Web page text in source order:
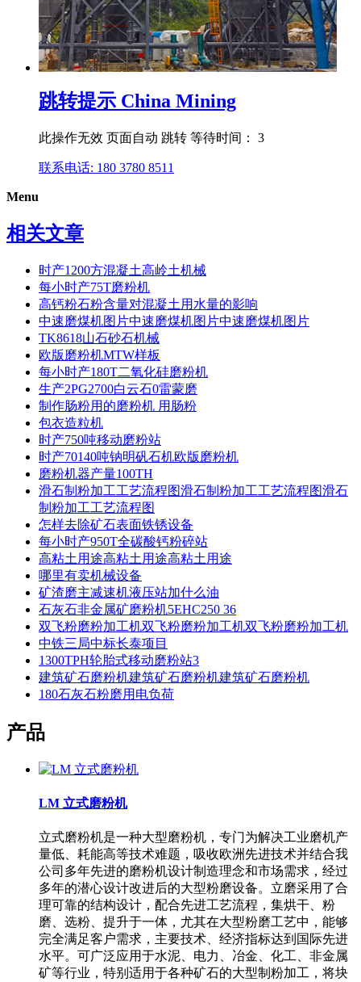
跳转提示 China Mining
此操作无效 页面自动 跳转 等待时间： 3
联系电话: 180 3780 8511
Menu
相关文章
时产1200方混凝土高岭土机械
每小时产75T磨粉机
高钙粉石粉含量对混凝土用水量的影响
中速磨煤机图片中速磨煤机图片中速磨煤机图片
TK8618山石砂石机械
欧版磨粉机MTW样板
每小时产180T二氧化硅磨粉机
生产2PG2700白云石0雷蒙磨
制作肠粉用的磨粉机 用肠粉
包衣造粒机
时产750吨移动磨粉站
时产70140吨钠明矾石机欧版磨粉机
磨粉机器产量100TH
滑石制粉加工工艺流程图滑石制粉加工工艺流程图滑石
制粉加工工艺流程图
怎样去除矿石表面铁锈设备
每小时产950T全碳酸钙粉碎站
高粘土用途高粘土用途高粘土用途
哪里有卖机械设备
矿渣磨主减速机液压站加什么油
石灰石非金属矿磨粉机5EHC250 36
双飞粉磨粉加工机双飞粉磨粉加工机双飞粉磨粉加工机
中铁三局中标长泰项目
1300TPH轮胎式移动磨粉站3
建筑矿石磨粉机建筑矿石磨粉机建筑矿石磨粉机
180石灰石粉磨用电负荷
产品
LM 立式磨粉机
立式磨粉机是一种大型磨粉机，专门为解决工业磨机产
量低、耗能高等技术难题，吸收欧洲先进技术并结合我
公司多年先进的磨粉机设计制造理念和市场需求，经过
多年的潜心设计改进后的大型粉磨设备。立磨采用了合
理可靠的结构设计，配合先进工艺流程，集烘干、粉
磨、选粉、提升于一体，尤其在大型粉磨工艺中，能够
完全满足客户需求，主要技术、经济指标达到国际先进
水平。可广泛应用于水泥、电力、冶金、化工、非金属
矿等行业，特别适用于各种矿石的大型制粉加工，将块